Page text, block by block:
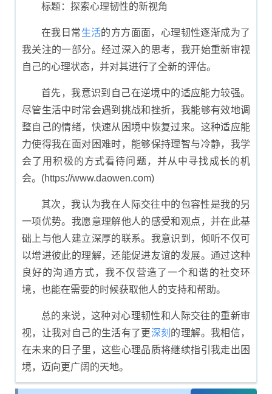
标题：探索心理韧性的新视角
在我日常生活的方方面面，心理韧性逐渐成为了
我关注的一部分。经过深入的思考，我开始重新审视
自己的心理状态，并对其进行了全新的评估。
首先，我意识到自己在逆境中的适应能力较强。
尽管生活中时常会遇到挑战和挫折，我能够有效地调
整自己的情绪，快速从困境中恢复过来。这种适应能
力使得我在面对困难时，能够保持理智与冷静，我学
会了用积极的方式看待问题，并从中寻找成长的机
会。(https://www.daowen.com)
其次，我认为我在人际交往中的包容性是我的另
一项优势。我愿意理解他人的感受和观点，并在此基
础上与他人建立深厚的联系。我意识到，倾听不仅可
以增进彼此的理解，还能促进友谊的发展。通过这种
良好的沟通方式，我不仅营造了一个和谐的社交环
境，也能在需要的时候获取他人的支持和帮助。
总的来说，这种对心理韧性和人际交往的重新审
视，让我对自己的生活有了更深刻 的理解。我相信，
在未来的日子里，这些心理品质将继续指引我走出困
境，迈向更广阔的天地。